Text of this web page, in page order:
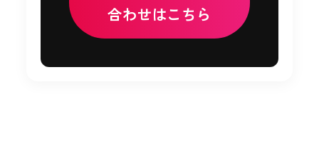
合わせはこちら